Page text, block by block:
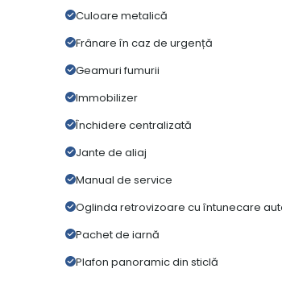
Culoare metalică
Frânare în caz de urgență
Geamuri fumurii
Immobilizer
Închidere centralizată
Jante de aliaj
Manual de service
Oglinda retrovizoare cu întunecare
Pachet de iarnă
Plafon panoramic din sticlă